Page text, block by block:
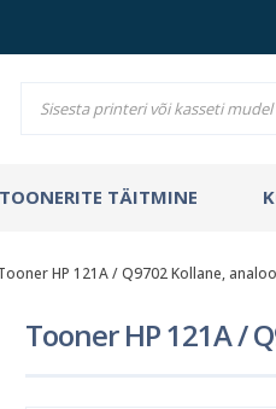
TOONERITE TÄITMINE
HP 121A / Q9702 Kollane,
Tooner HP 121A /